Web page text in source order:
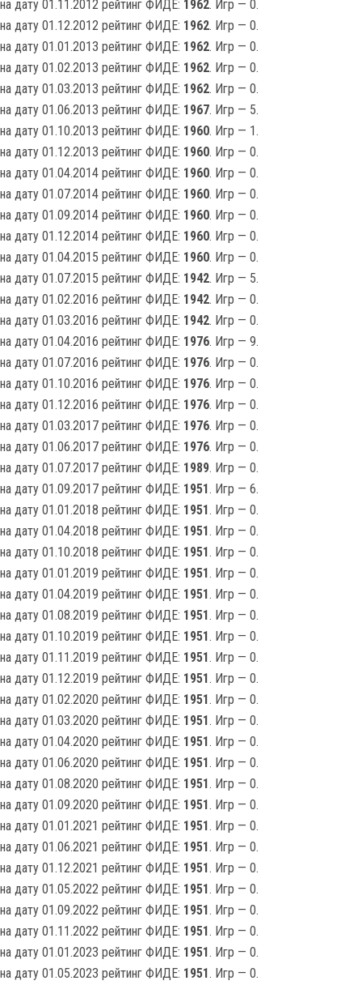
на дату 01.11.2012 рейтинг ФИДЕ: 1962. Игр — 0.
на дату 01.12.2012 рейтинг ФИДЕ: 1962. Игр — 0.
на дату 01.01.2013 рейтинг ФИДЕ: 1962. Игр — 0.
на дату 01.02.2013 рейтинг ФИДЕ: 1962. Игр — 0.
на дату 01.03.2013 рейтинг ФИДЕ: 1962. Игр — 0.
на дату 01.06.2013 рейтинг ФИДЕ: 1967. Игр — 5.
на дату 01.10.2013 рейтинг ФИДЕ: 1960. Игр — 1.
на дату 01.12.2013 рейтинг ФИДЕ: 1960. Игр — 0.
на дату 01.04.2014 рейтинг ФИДЕ: 1960. Игр — 0.
на дату 01.07.2014 рейтинг ФИДЕ: 1960. Игр — 0.
на дату 01.09.2014 рейтинг ФИДЕ: 1960. Игр — 0.
на дату 01.12.2014 рейтинг ФИДЕ: 1960. Игр — 0.
на дату 01.04.2015 рейтинг ФИДЕ: 1960. Игр — 0.
на дату 01.07.2015 рейтинг ФИДЕ: 1942. Игр — 5.
на дату 01.02.2016 рейтинг ФИДЕ: 1942. Игр — 0.
на дату 01.03.2016 рейтинг ФИДЕ: 1942. Игр — 0.
на дату 01.04.2016 рейтинг ФИДЕ: 1976. Игр — 9.
на дату 01.07.2016 рейтинг ФИДЕ: 1976. Игр — 0.
на дату 01.10.2016 рейтинг ФИДЕ: 1976. Игр — 0.
на дату 01.12.2016 рейтинг ФИДЕ: 1976. Игр — 0.
на дату 01.03.2017 рейтинг ФИДЕ: 1976. Игр — 0.
на дату 01.06.2017 рейтинг ФИДЕ: 1976. Игр — 0.
на дату 01.07.2017 рейтинг ФИДЕ: 1989. Игр — 0.
на дату 01.09.2017 рейтинг ФИДЕ: 1951. Игр — 6.
на дату 01.01.2018 рейтинг ФИДЕ: 1951. Игр — 0.
на дату 01.04.2018 рейтинг ФИДЕ: 1951. Игр — 0.
на дату 01.10.2018 рейтинг ФИДЕ: 1951. Игр — 0.
на дату 01.01.2019 рейтинг ФИДЕ: 1951. Игр — 0.
на дату 01.04.2019 рейтинг ФИДЕ: 1951. Игр — 0.
на дату 01.08.2019 рейтинг ФИДЕ: 1951. Игр — 0.
на дату 01.10.2019 рейтинг ФИДЕ: 1951. Игр — 0.
на дату 01.11.2019 рейтинг ФИДЕ: 1951. Игр — 0.
на дату 01.12.2019 рейтинг ФИДЕ: 1951. Игр — 0.
на дату 01.02.2020 рейтинг ФИДЕ: 1951. Игр — 0.
на дату 01.03.2020 рейтинг ФИДЕ: 1951. Игр — 0.
на дату 01.04.2020 рейтинг ФИДЕ: 1951. Игр — 0.
на дату 01.06.2020 рейтинг ФИДЕ: 1951. Игр — 0.
на дату 01.08.2020 рейтинг ФИДЕ: 1951. Игр — 0.
на дату 01.09.2020 рейтинг ФИДЕ: 1951. Игр — 0.
на дату 01.01.2021 рейтинг ФИДЕ: 1951. Игр — 0.
на дату 01.06.2021 рейтинг ФИДЕ: 1951. Игр — 0.
на дату 01.12.2021 рейтинг ФИДЕ: 1951. Игр — 0.
на дату 01.05.2022 рейтинг ФИДЕ: 1951. Игр — 0.
на дату 01.09.2022 рейтинг ФИДЕ: 1951. Игр — 0.
на дату 01.11.2022 рейтинг ФИДЕ: 1951. Игр — 0.
на дату 01.01.2023 рейтинг ФИДЕ: 1951. Игр — 0.
на дату 01.05.2023 рейтинг ФИДЕ: 1951. Игр — 0.